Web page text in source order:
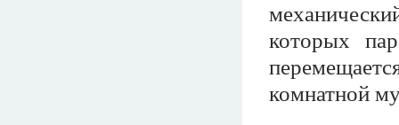
которых
комнатной